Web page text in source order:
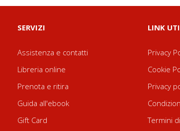
SERVIZI
Assistenza e contatti
Libreria online
Prenota e ritira
Guida all'ebook
Gift Card
LINK
Privacy
Cookie
Privacy
Termini